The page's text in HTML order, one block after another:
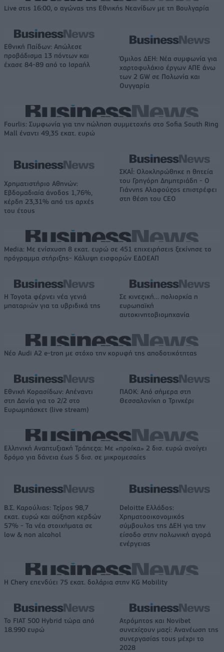
Live στις 16:00, ο αγώνας της Εθνικής Νεανίδων με τη Βουλγαρία
Εθνική Παίδων: Απώλεσε
προβάδισμα 13 πόντων και
έχασε 84-89 από το Ισραήλ
Όμιλος ΔΕΗ: Νέα συμφωνία για
χαρτοφυλάκιο έργων ΑΠΕ άνω
των 2 GW σε Πολωνία και
Ουγγαρία
Fourlis: Συμφωνία για την πώληση συμμετοχής στο Sofia South Ring
Mall έναντι 49,35 εκατ. ευρώ
Χρηματιστήριο Αθηνών:
Εβδομαδιαία άνοδος 1,76%,
κέρδη 23,31% από τις αρχές
του έτους
ΣΚΑΪ: Ολοκληρώθηκε η θητεία
του Γρηγόρη Δημητριάδη - Ο
Γιάννης Αλαφούζος επιστρέφει
στη θέση του CEO
Media: Με ενίσχυση 8 εκατ. ευρώ σε 451 επιχειρήσεις ξεκίνησε το
πρόγραμμα στήριξης- Κάλυψη εισφορών ΕΔΟΕΑΠ
Η Toyota φέρνει νέα γενιά
μπαταριών για τα υβριδικά της
Σε κινεζική… πολιορκία η
ευρωπαϊκή
αυτοκινητοβιομηχανία
Νέο Audi A2 e-tron με στόχο την κορυφή της αποδοτικότητας
Εθνική Κορασίδων: Απέναντι
στη Δανία για το 2/2 στο
Ευρωμπάσκετ (live stream)
ΠΑΟΚ: Από σήμερα στη
Θεσσαλονίκη ο Τρινκέρι
Ελληνική Αναπτυξιακή Τράπεζα: Με «προίκα» 2 δισ. ευρώ ανοίγει
δρόμο για δάνεια έως 5 δισ. σε μικρομεσαίες
Β.Σ. Καρούλιας: Τζίρος 98,7
εκατ. ευρώ και αύξηση κερδών
57% - Τα νέα στοιχήματα σε
low & non alcohol
Deloitte Ελλάδος:
Χρηματοοικονομικός
σύμβουλος της ΔΕΗ για την
είσοδο στην πολωνική αγορά
ενέργειας
Η Chery επενδύει 75 εκατ. δολάρια στην KG Mobility
Το FIAT 500 Hybrid τώρα από
18.990 ευρώ
Ατρόμητος και Novibet
συνεχίζουν μαζί: Ανανέωση της
συνεργασίας τους μέχρι το
2028